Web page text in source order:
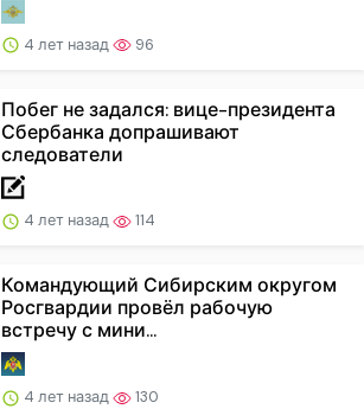
4 лет назад 96
Побег не задался: вице-президента
Сбербанка допрашивают
следователи
4 лет назад 114
Командующий Сибирским округом
Росгвардии провёл рабочую
встречу с мини...
4 лет назад 130